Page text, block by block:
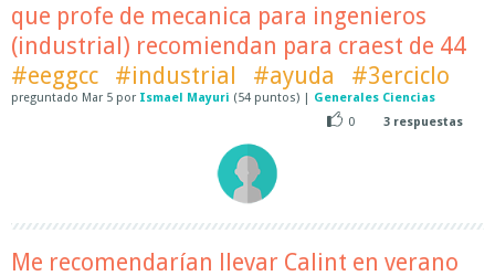
que profe de mecanica para ingenieros
(industrial) recomiendan para craest de 44
#eeggcc
#industrial #ayuda #3erciclo
preguntado Mar 5 por Ismael Mayuri (54 puntos) | Generales Ciencias
0
3 respuestas
Me recomendarían llevar Calint en verano